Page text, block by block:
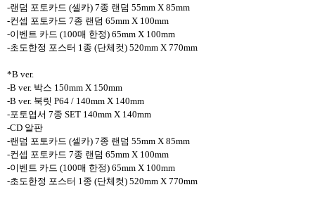
-랜덤 포토카드 (셀카) 7종 랜덤 55mm X 85mm
-컨셉 포토카드 7종 랜덤 65mm X 100mm
-이벤트 카드 (100매 한정) 65mm X 100mm
-초도한정 포스터 1종 (단체컷) 520mm X 770mm
*B ver.
-B ver. 박스 150mm X 150mm
-B ver. 북릿 P64 / 140mm X 140mm
-포토엽서 7종 SET 140mm X 140mm
-CD 알판
-랜덤 포토카드 (셀카) 7종 랜덤 55mm X 85mm
-컨셉 포토카드 7종 랜덤 65mm X 100mm
-이벤트 카드 (100매 한정) 65mm X 100mm
-초도한정 포스터 1종 (단체컷) 520mm X 770mm